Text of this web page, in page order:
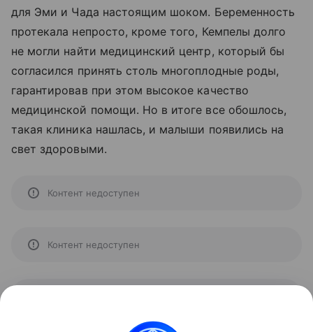
для Эми и Чада настоящим шоком. Беременность
протекала непросто, кроме того, Кемпелы долго
не могли найти медицинский центр, который бы
согласился принять столь многоплодные роды,
гарантировав при этом высокое качество
медицинской помощи. Но в итоге все обошлось,
такая клиника нашлась, и малыши появились на
свет здоровыми.
Контент недоступен
Контент недоступен